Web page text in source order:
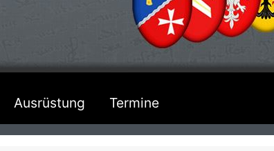
Ausrüstung Termine